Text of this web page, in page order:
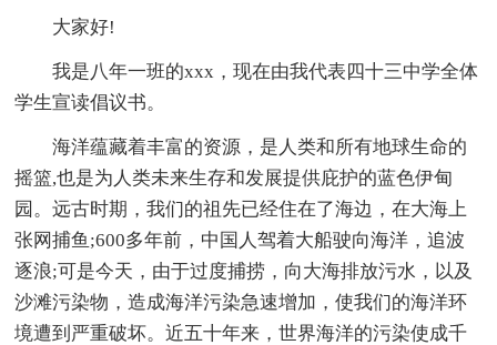
大家好!
我是八年一班的xxx，现在由我代表四十三中学全体
学生宣读倡议书。
海洋蕴藏着丰富的资源，是人类和所有地球生命的
摇篮,也是为人类未来生存和发展提供庇护的蓝色伊甸
园。远古时期，我们的祖先已经住在了海边，在大海上
张网捕鱼;600多年前，中国人驾着大船驶向海洋，追波
逐浪;可是今天，由于过度捕捞，向大海排放污水，以及
沙滩污染物，造成海洋污染急速增加，使我们的海洋环
境遭到严重破坏。近五十年来，世界海洋的污染使成千